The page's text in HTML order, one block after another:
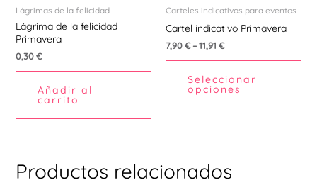
Lágrimas de la felicidad
Lágrima de la felicidad
Primavera
0,30€
Añadir al
carrito
Carteles indicativos para eventos
Cartel indicativo Primavera
7,90€–11,91 €
Seleccionar
opciones
la
Productos relacionados